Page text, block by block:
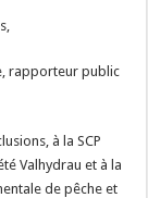
rapporteur public
à la SCP
Valhydrau et à la
de pêche et